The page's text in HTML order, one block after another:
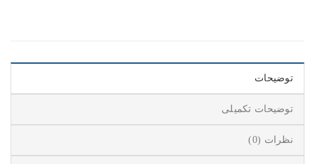
توضیحات
توضیحات تکمیلی
نظرات (0)